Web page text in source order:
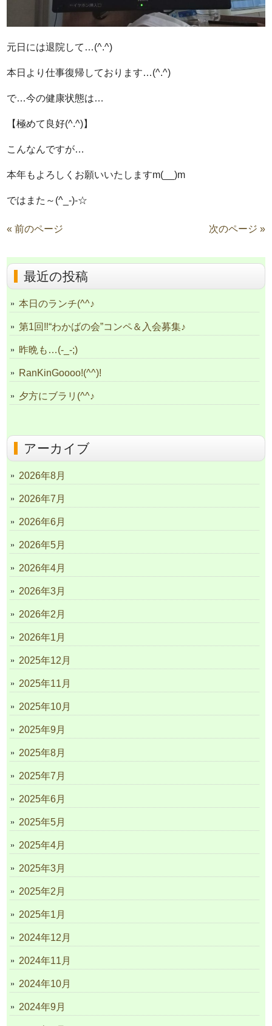
元日には退院して…(^.^)
本日より仕事復帰しております…(^.^)
で…今の健康状態は…
【極めて良好(^.^)】
こんなんですが…
本年もよろしくお願いいたしますm(__)m
ではまた～(^_-)-☆
« 前のページ 次のページ »
最近の投稿
本日のランチ(^^♪
第1回‼“わかばの会”コンペ＆入会募集♪
昨晩も…(-_-;)
RanKinGoooo!(^^)!
夕方にブラリ(^^♪
アーカイブ
2026年8月
2026年7月
2026年6月
2026年5月
2026年4月
2026年3月
2026年2月
2026年1月
2025年12月
2025年11月
2025年10月
2025年9月
2025年8月
2025年7月
2025年6月
2025年5月
2025年4月
2025年3月
2025年2月
2025年1月
2024年12月
2024年11月
2024年10月
2024年9月